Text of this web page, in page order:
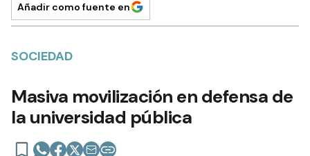
Añadir como fuente en
SOCIEDAD
Masiva movilización en defensa de
la universidad pública